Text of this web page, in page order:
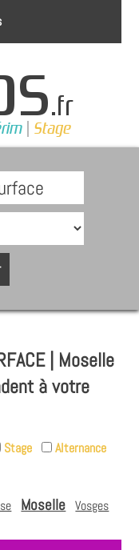
| Moselle
à votre
Stage
Alternance
Moselle Vosges